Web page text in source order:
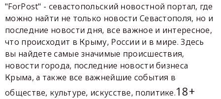
"ForPost" - севастопольский новостной портал, где
можно найти не только новости Севастополя, но и
последние новости дня, все важное и интересное,
что происходит в Крыму, России и в мире. Здесь
вы найдете самые значимые происшествия,
новости города, последние новости бизнеса
Крыма, а также все важнейшие события в
обществе, культуре, искусстве, политике.18+